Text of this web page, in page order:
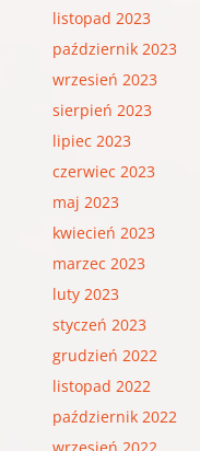
listopad 2023
październik 2023
wrzesień 2023
sierpień 2023
lipiec 2023
czerwiec 2023
maj 2023
kwiecień 2023
marzec 2023
luty 2023
styczeń 2023
grudzień 2022
listopad 2022
październik 2022